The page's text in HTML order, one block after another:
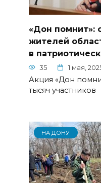
«Дон помнит»:
жителей
в
35 1 мая,
Акция «Дон
тысяч участников
НА ДОНУ